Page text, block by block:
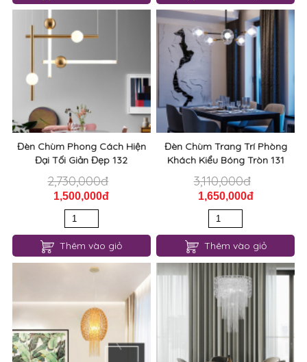
Đèn Chùm Phong Cách Hiện
Đại Tối Giản Đẹp 132
2,730,000đ
1,500,000đ
Thêm vào giỏ
Đèn Chùm Trang Trí Phòng
Khách Kiểu Bóng Tròn 131
3,110,000đ
1,650,000đ
Thêm vào giỏ